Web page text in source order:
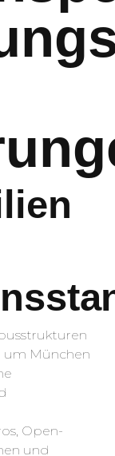
um München
Open-
und